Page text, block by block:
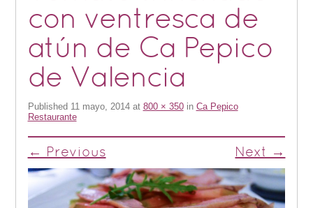
con ventresca de
atún de Ca Pepico
de Valencia
Published 11 mayo, 2014at 800 × 350in Ca Pepico
Restaurante
← Previous Next →